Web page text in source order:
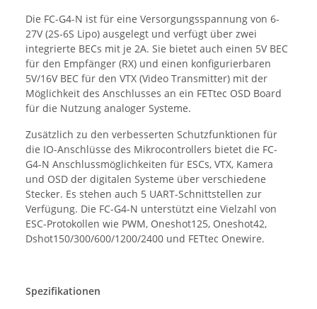
Die FC-G4-N ist für eine Versorgungsspannung von 6-
27V (2S-6S Lipo) ausgelegt und verfügt über zwei
integrierte BECs mit je 2A. Sie bietet auch einen 5V BEC
für den Empfänger (RX) und einen konfigurierbaren
5V/16V BEC für den VTX (Video Transmitter) mit der
Möglichkeit des Anschlusses an ein FETtec OSD Board
für die Nutzung analoger Systeme.
Zusätzlich zu den verbesserten Schutzfunktionen für
die IO-Anschlüsse des Mikrocontrollers bietet die FC-
G4-N Anschlussmöglichkeiten für ESCs, VTX, Kamera
und OSD der digitalen Systeme über verschiedene
Stecker. Es stehen auch 5 UART-Schnittstellen zur
Verfügung. Die FC-G4-N unterstützt eine Vielzahl von
ESC-Protokollen wie PWM, Oneshot125, Oneshot42,
Dshot150/300/600/1200/2400 und FETtec Onewire.
Spezifikationen